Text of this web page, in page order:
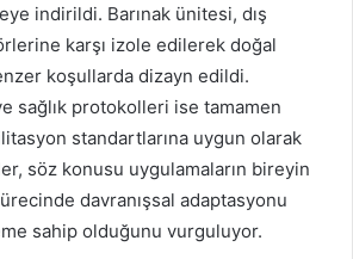
indirildi. Barınak ünitesi, dış
karşı izole edilerek doğal
koşullarda dizayn edildi.
sağlık protokolleri ise tamamen
standartlarına uygun olarak
söz konusu uygulamaların bireyin
davranışsal adaptasyonu
sahip olduğunu vurguluyor.